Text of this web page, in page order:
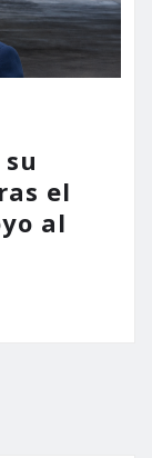
el
al